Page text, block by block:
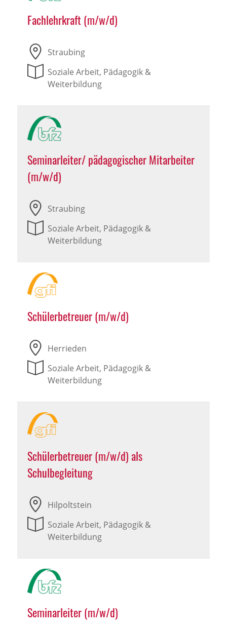
Fachlehrkraft (m/w/d)
Straubing
Soziale Arbeit, Pädagogik &
Weiterbildung
Seminarleiter/ pädagogischer Mitarbeiter
(m/w/d)
Straubing
Soziale Arbeit, Pädagogik &
Weiterbildung
Schülerbetreuer (m/w/d)
Herrieden
Soziale Arbeit, Pädagogik &
Weiterbildung
Schülerbetreuer (m/w/d) als
Schulbegleitung
Hilpoltstein
Soziale Arbeit, Pädagogik &
Weiterbildung
Seminarleiter (m/w/d)